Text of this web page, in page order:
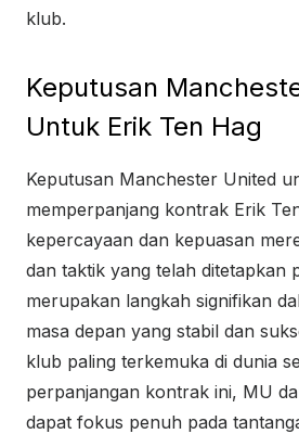
klub.
Keputusan
Untuk Erik Ten Hag
Keputusan Manchester United
memperpanjang kontrak Erik
kepercayaan dan kepuasan
dan taktik yang telah ditetapkan
merupakan langkah signifikan
masa depan yang stabil dan
klub paling terkemuka di dunia
perpanjangan kontrak ini, MU
dapat fokus penuh pada